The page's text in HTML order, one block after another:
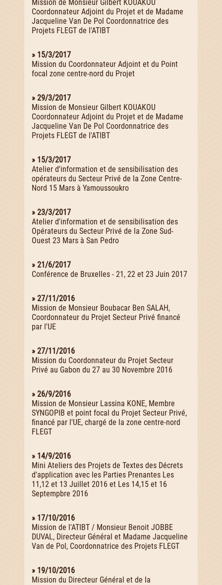
Mission de Monsieur Gilbert KOUAKOU
Coordonnateur Adjoint du Projet et de Madame
Jacqueline Van De Pol Coordonnatrice des
Projets FLEGT de l'ATIBT
» 15/3/2017
Mission du Coordonnateur Adjoint et du Point
focal zone centre-nord du Projet
» 29/3/2017
Mission de Monsieur Gilbert KOUAKOU
Coordonnateur Adjoint du Projet et de Madame
Jacqueline Van De Pol Coordonnatrice des
Projets FLEGT de l'ATIBT
» 15/3/2017
Atelier d'information et de sensibilisation des
opérateurs du Secteur Privé de la Zone Centre-
Nord 15 Mars à Yamoussoukro
» 23/3/2017
Atelier d'information et de sensibilisation des
Opérateurs du Secteur Privé de la Zone Sud-
Ouest 23 Mars à San Pedro
» 21/6/2017
Conférence de Bruxelles - 21, 22 et 23 Juin 2017
» 27/11/2016
Mission de Monsieur Boubacar Ben SALAH,
Coordonnateur du Projet Secteur Privé financé
par l'UE
» 27/11/2016
Mission du Coordonnateur du Projet Secteur
Privé au Gabon du 27 au 30 Novembre 2016
» 26/9/2016
Mission de Monsieur Lassina KONE, Membre
SYNGOPIB et point focal du Projet Secteur Privé,
financé par l'UE, chargé de la zone centre-nord
FLEGT
» 14/9/2016
Mini Ateliers des Projets de Textes des Décrets
d'application avec les Parties Prenantes Les
11,12 et 13 Juillet 2016 et Les 14,15 et 16
Septempbre 2016
» 17/10/2016
Mission de l'ATIBT / Monsieur Benoit JOBBE
DUVAL, Directeur Général et Madame Jacqueline
Van de Pol, Coordonnatrice des Projets FLEGT
» 19/10/2016
Mission du Directeur Général et de la